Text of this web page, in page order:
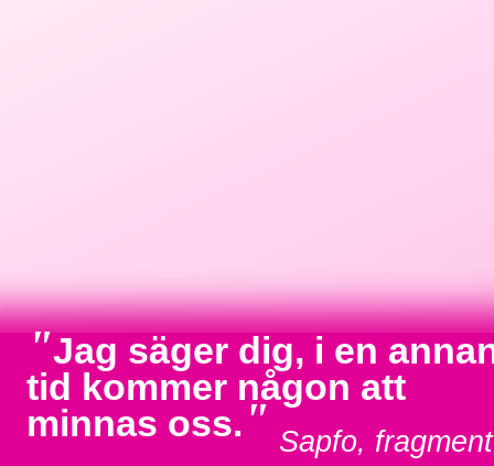
"Jag säger dig, i en
tid kommer någon att
minnas oss. " Sapfo, fragment